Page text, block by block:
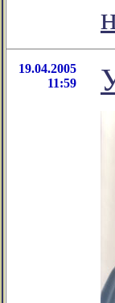
19.04.2005
11:59